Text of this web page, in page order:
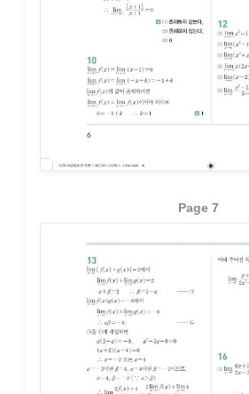
Page 7